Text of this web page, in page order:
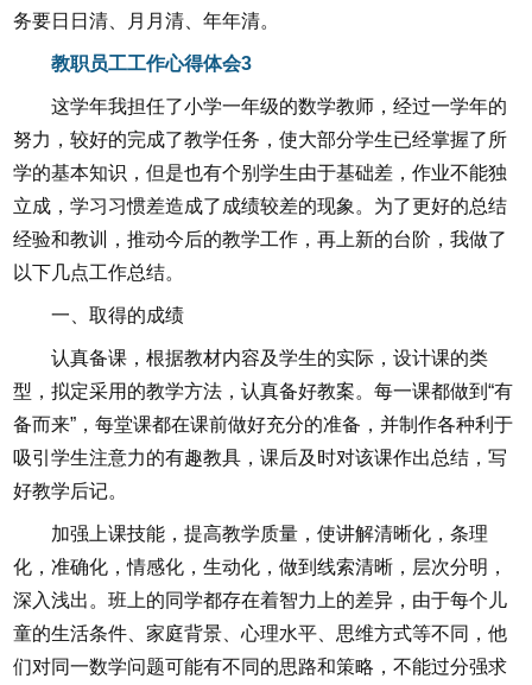
务要日日清、月月清、年年清。
教职员工工作心得体会3
这学年我担任了小学一年级的数学教师，经过一学年的
努力，较好的完成了教学任务，使大部分学生已经掌握了所
学的基本知识，但是也有个别学生由于基础差，作业不能独
立成，学习习惯差造成了成绩较差的现象。为了更好的总结
经验和教训，推动今后的教学工作，再上新的台阶，我做了
以下几点工作总结。
一、取得的成绩
认真备课，根据教材内容及学生的实际，设计课的类
型，拟定采用的教学方法，认真备好教案。每一课都做到“有
备而来”，每堂课都在课前做好充分的准备，并制作各种利于
吸引学生注意力的有趣教具，课后及时对该课作出总结，写
好教学后记。
加强上课技能，提高教学质量，使讲解清晰化，条理
化，准确化，情感化，生动化，做到线索清晰，层次分明，
深入浅出。班上的同学都存在着智力上的差异，由于每个儿
童的生活条件、家庭背景、心理水平、思维方式等不同，他
们对同一数学问题可能有不同的思路和策略，不能过分强求